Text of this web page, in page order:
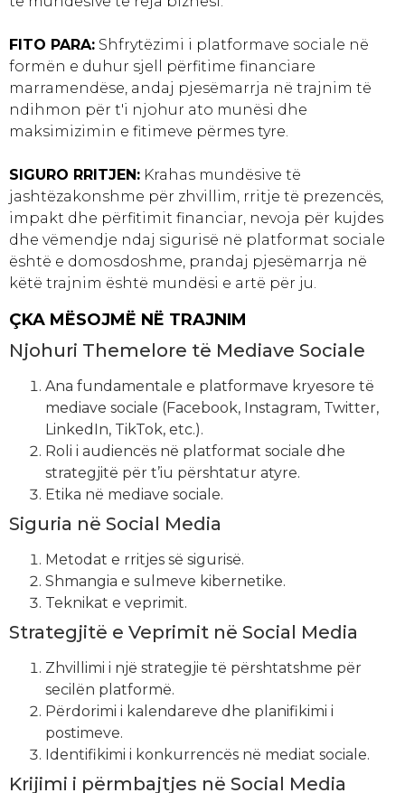
FITO PARA: Shfrytëzimi i platformave sociale në
formën e duhur sjell përfitime financiare
marramendëse, andaj pjesëmarrja në trajnim të
ndihmon për t'i njohur ato munësi dhe
maksimizimin e fitimeve përmes tyre.
SIGURO RRITJEN: Krahas mundësive të
jashtëzakonshme për zhvillim, rritje të prezencës,
impakt dhe përfitimit financiar, nevoja për kujdes
dhe vëmendje ndaj sigurisë në platformat sociale
është e domosdoshme, prandaj pjesëmarrja në
këtë trajnim është mundësi e artë për ju.
ÇKA MËSOJMË NË TRAJNIM
Njohuri Themelore të Mediave Sociale
Ana fundamentale e platformave kryesore të
mediave sociale (Facebook, Instagram, Twitter,
LinkedIn, TikTok, etc.).
Roli i audiencës në platformat sociale dhe
strategjitë për t’iu përshtatur atyre.
Etika në mediave sociale.
Siguria në Social Media
Metodat e rritjes së sigurisë.
Shmangia e sulmeve kibernetike.
Teknikat e veprimit.
Strategjitë e Veprimit në Social Media
Zhvillimi i një strategjie të përshtatshme për
secilën platformë.
Përdorimi i kalendareve dhe planifikimi i
postimeve.
Identifikimi i konkurrencës në mediat sociale.
Krijimi i përmbajtjes në Social Media